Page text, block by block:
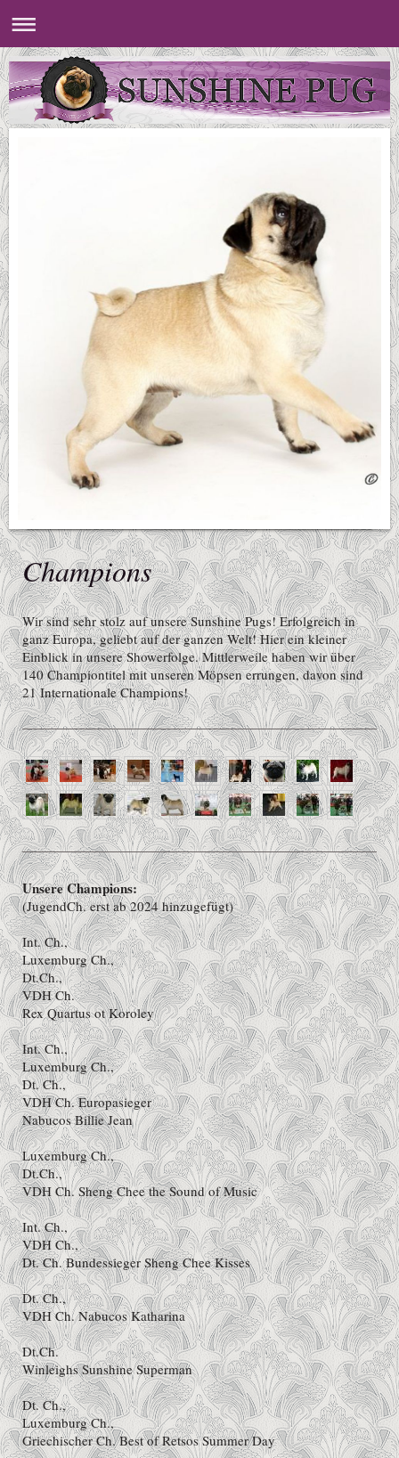
Champions
Wir sind sehr stolz auf unsere Sunshine Pugs! Erfolgreich in
ganz Europa, geliebt auf der ganzen Welt! Hier ein kleiner
Einblick in unsere Showerfolge. Mittlerweile haben wir über
140 Championtitel mit unseren Möpsen errungen, davon sind
21 Internationale Champions!
Unsere Champions:
(JugendCh. erst ab 2024 hinzugefügt)
Int. Ch.,
Luxemburg Ch.,
Dt.Ch.,
VDH Ch.
Rex Quartus ot Koroley
Int. Ch.,
Luxemburg Ch.,
Dt. Ch.,
VDH Ch. Europasieger
Nabucos Billie Jean
Luxemburg Ch.,
Dt.Ch.,
VDH Ch. Sheng Chee the Sound of Music
Int. Ch.,
VDH Ch.,
Dt. Ch. Bundessieger Sheng Chee Kisses
Dt. Ch.,
VDH Ch. Nabucos Katharina
Dt.Ch.
Winleighs Sunshine Superman
Dt. Ch.,
Luxemburg Ch.,
Griechischer Ch. Best of Retsos Summer Day